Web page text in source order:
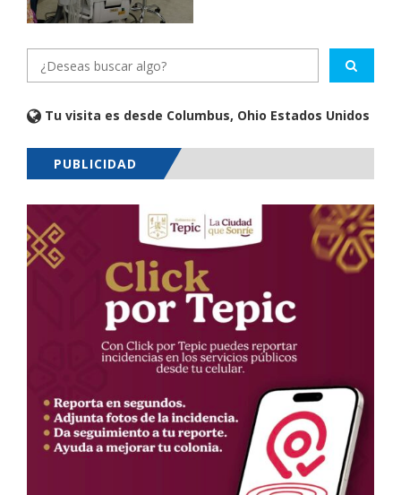
Tu visita es desde Columbus, Ohio Estados Unidos
PUBLICIDAD